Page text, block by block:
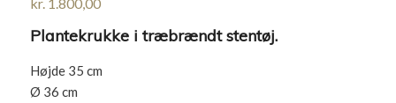
Plantekrukke i træbrændt stentøj.
Højde 35 cm
Ø 36 cm